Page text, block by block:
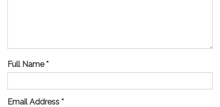
Full Name *
Email Address *